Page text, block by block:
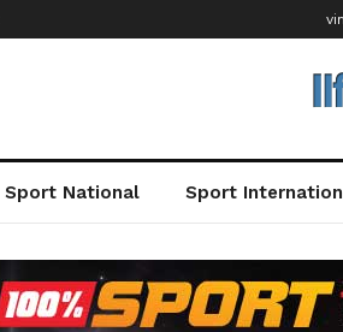
Sport National Sport